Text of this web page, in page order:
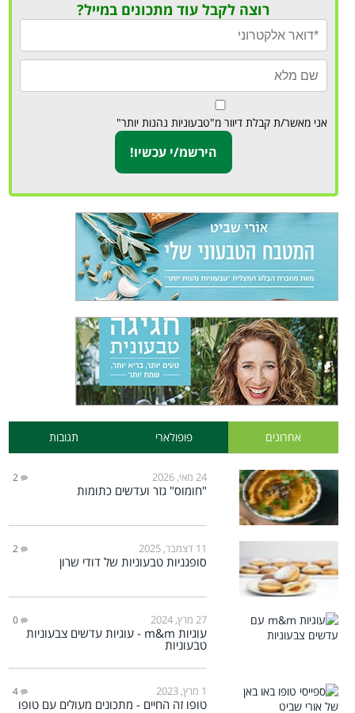
רוצה לקבל עוד מתכונים במייל?
אני מאשר/ת קבלת דיוור מ"טבעוניות נהנות יותר"
אחרונים פופולארי תגובות
24 מאי, 2026 2
"חומוס" גזר ועדשים כתומות
11 דצמבר, 2025 2
סופגניות טבעוניות של דודי שרון
27 מרץ, 2024 0
עוגיות m&m - עוגיות עדשים צבעוניות
טבעוניות
1 מרץ, 2023 4
טופו זה החיים - מתכונים מעולים עם טופו